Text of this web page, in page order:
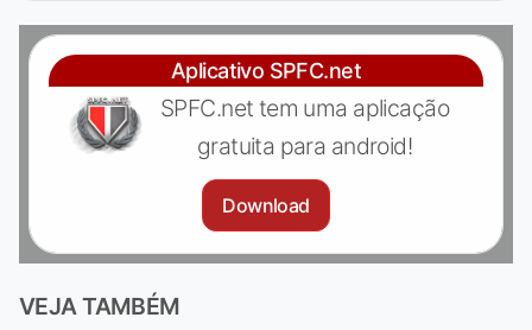
Aplicativo SPFC.net
SPFC.net tem uma aplicação
gratuita para android!
Download
VEJA TAMBÉM